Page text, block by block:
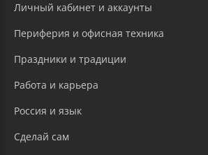
Личный кабинет и аккаунты
Периферия и офисная техника
Праздники и традиции
Работа и карьера
Россия и язык
Сделай сам